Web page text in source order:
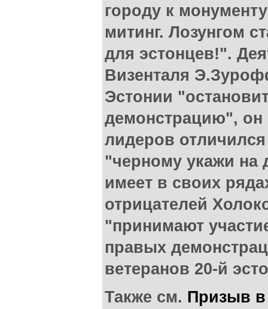
городу к
митинг. Лозунгом
для эстонцев!".
Визенталя
Эстонии
демонстрацию", он
лидеров
"черному укажи на
имеет в своих
отрицателей
"принимают
правых
ветеранов 20-й
Также см. Призыв в